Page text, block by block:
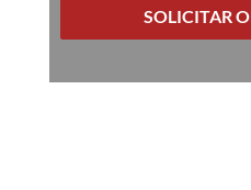
SOLICITAR